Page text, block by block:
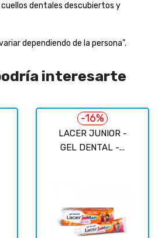
cuellos dentales descubiertos y
dependiendo de la persona”.
interesarte
LACER JUNIOR -
GEL DENTAL -...
-16%